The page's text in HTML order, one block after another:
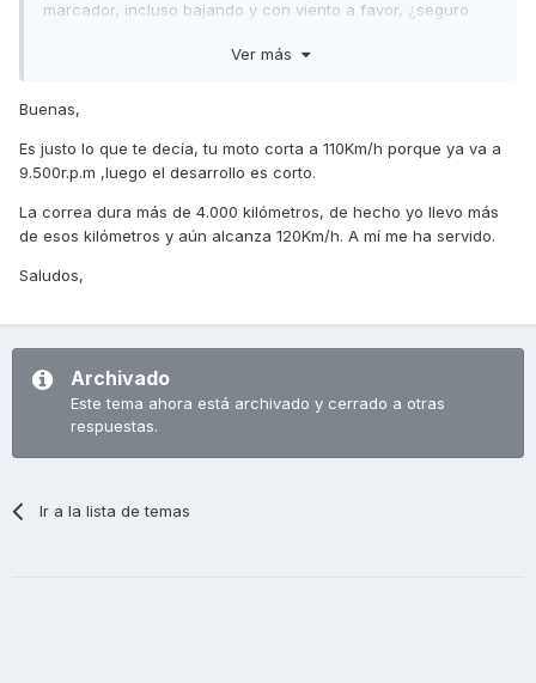
marcador, incluso bajando y con viento a favor, ¿seguro
haré.
En cuanto a la aceleración y las recuperaciones, la verdad
que si se nota mucho no me va gustar pero nada, imagino
que para corregir esto habrá que tocar variador y rodillos....
Solo dura la correa 4000km???, pues eso se lo hago en
3 meses, así que por probar tampoco pasa nada.
Ver más
Buenas,
Es justo lo que te decía, tu moto corta a 110Km/h porque ya va a
9.500r.p.m ,luego el desarrollo es corto.
La correa dura más de 4.000 kilómetros, de hecho yo llevo más
de esos kilómetros y aún alcanza 120Km/h. A mí me ha servido.
Saludos,
Archivado
Este tema ahora está archivado y cerrado a otras
respuestas.
Ir a la lista de temas